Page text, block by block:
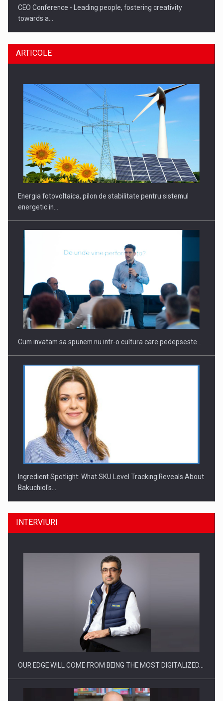
CEO Conference - Leading people, fostering creativity
towards a…
CEO Conference - Shaping The Future - Technology and…
Webinar - Business Evolution-RETHINK STRATEGY-Finantare
Investitii Digitalizare
ARTICOLE
Energia fotovoltaica, pilon de stabilitate pentru sistemul
energetic in…
Cum invatam sa spunem nu intr-o cultura care pedepseste…
Ingredient Spotlight: What SKU Level Tracking Reveals About
Bakuchiol's…
Producatorii si comerciantii care nu se supun noilor
INTERVIURI
OUR EDGE WILL COME FROM BEING THE MOST DIGITALIZED…